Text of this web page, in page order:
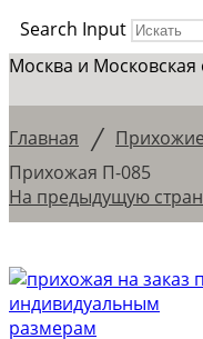
Search Input
Москва и Московская
Главная / Прихожие
Прихожая П-085
На предыдущую